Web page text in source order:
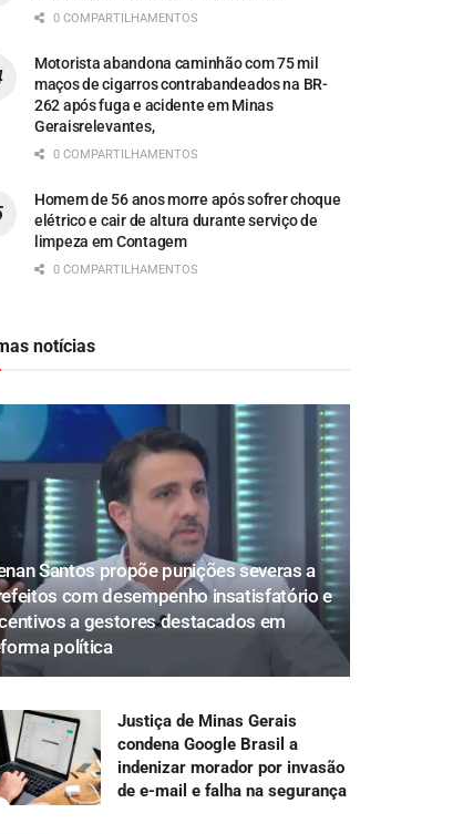
0 COMPARTILHAMENTOS
Motorista abandona caminhão com 75 mil
maços de cigarros contrabandeados na BR-
262 após fuga e acidente em Minas
Geraisrelevantes,
0 COMPARTILHAMENTOS
Homem de 56 anos morre após sofrer choque
elétrico e cair de altura durante serviço de
limpeza em Contagem
0 COMPARTILHAMENTOS
notícias
Santos propõe punições severas a
com desempenho insatisfatório e
a gestores destacados em
política
Justiça de Minas Gerais
condena Google Brasil a
indenizar morador por invasão
de e-mail e falha na segurança